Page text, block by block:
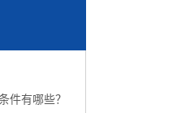
件有哪些？